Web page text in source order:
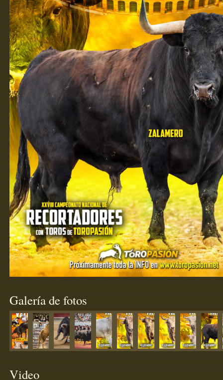
Galería de fotos
Video